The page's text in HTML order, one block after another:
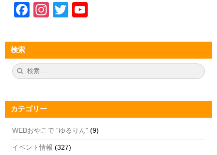
F
c
e
b
o
k
In
a
gr
T
tt
er
u
T
e
C
h
検索
検
索:
カテゴリー
WEBおやこで “ゆるりん” (9)
イベント情報 (327)